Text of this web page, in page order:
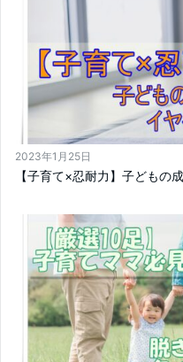
2023年1月25日
【子育て×忍耐力】子どもの